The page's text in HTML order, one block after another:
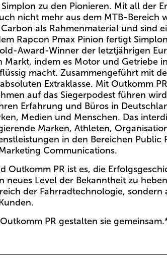
zu den Pionieren. Mit all der
nicht mehr aus dem MTB-Bereich
als Rahmenmaterial und sind
Rapcon Pmax Pinion fertigt
Award-Winner der letztjährigen
Markt, indem es Motor und Getriebe
macht. Zusammengeführt mit
Extraklasse. Mit Outkomm
auf das Siegerpodest führen
Erfahrung und Büros in
Medien und Menschen. Das
Marken, Athleten,
in den Bereichen Public
Communications.
Outkomm PR ist es, die
Level der Bekanntheit zu
der Fahrradtechnologie, sondern
PR gestalten sie